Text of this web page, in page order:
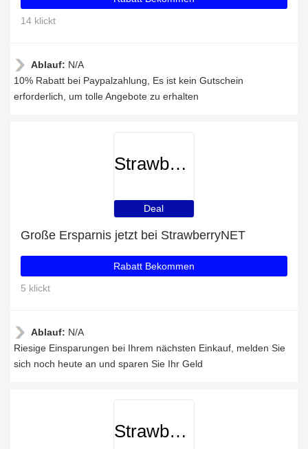
14 klickt
Ablauf: N/A
10% Rabatt bei Paypalzahlung, Es ist kein Gutschein
erforderlich, um tolle Angebote zu erhalten
StrawberryNET
Deal
Große Ersparnis jetzt bei StrawberryNET
Rabatt Bekommen
5 klickt
Ablauf: N/A
Riesige Einsparungen bei Ihrem nächsten Einkauf, melden Sie
sich noch heute an und sparen Sie Ihr Geld
StrawberryNET